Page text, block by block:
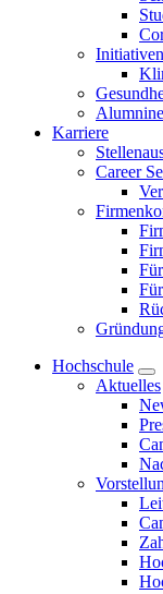
Initiativen
Karriere
Career
Hochschule
Aktuelles